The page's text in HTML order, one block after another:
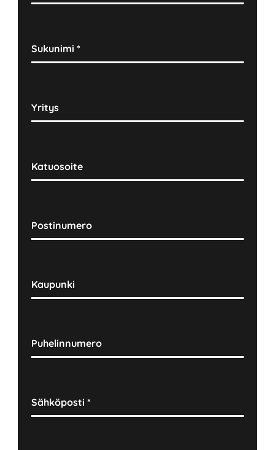
Sukunimi*
Yritys
Katuosoite
Postinumero
Kaupunki
Puhelinnumero
Sähköposti*